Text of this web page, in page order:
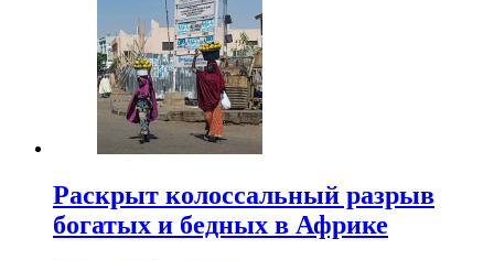
Раскрыт колоссальный разрыв
богатых и бедных в Африке